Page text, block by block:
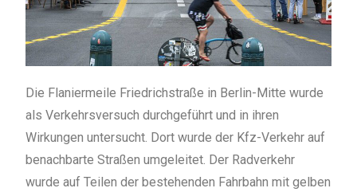
Die Flaniermeile Friedrichstraße in Berlin-Mitte wurde
als Verkehrsversuch durchgeführt und in ihren
Wirkungen untersucht. Dort wurde der Kfz-Verkehr auf
benachbarte Straßen umgeleitet. Der Radverkehr
wurde auf Teilen der bestehenden Fahrbahn mit gelben